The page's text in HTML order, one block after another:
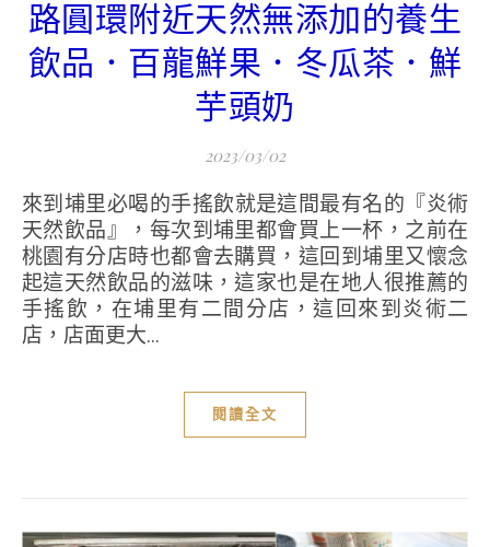
路圓環附近天然無添加的養生
飲品．百龍鮮果．冬瓜茶．鮮
芋頭奶
2023/03/02
來到埔里必喝的手搖飲就是這間最有名的『炎術
天然飲品』，每次到埔里都會買上一杯，之前在
桃園有分店時也都會去購買，這回到埔里又懷念
起這天然飲品的滋味，這家也是在地人很推薦的
手搖飲，在埔里有二間分店，這回來到炎術二
店，店面更大...
閱讀全文